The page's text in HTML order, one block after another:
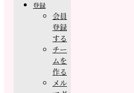
登録
会員
登録
する
チー
ムを
作る
メル